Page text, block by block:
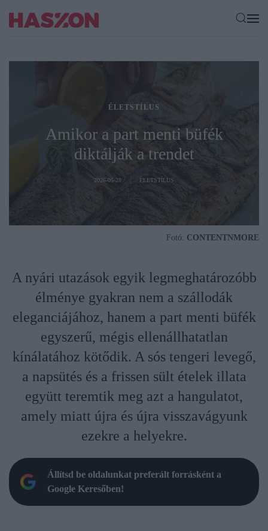
ÉLETSTÍLUS
Amikor a part menti büfék
diktálják a trendet
2026-05-28 ÉLETSTÍLUS
Fotó: CONTENTNMORE
A nyári utazások egyik legmeghatározóbb
élménye gyakran nem a szállodák
eleganciájához, hanem a part menti büfék
egyszerű, mégis ellenállhatatlan
kínálatához kötődik. A sós tengeri levegő,
a napsütés és a frissen sült ételek illata
együtt teremtik meg azt a hangulatot,
amely miatt újra és újra visszavágyunk
ezekre a helyekre.
Állítsd be oldalunkat preferált forrásként a
Google Keresőben!